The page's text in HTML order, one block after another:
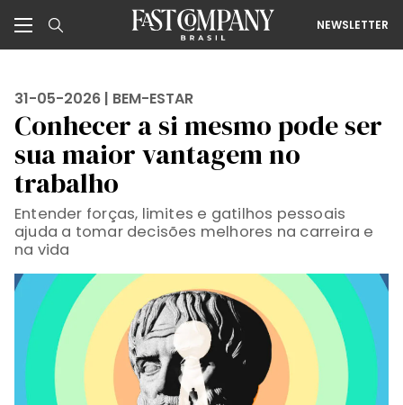
NEWSLETTER
31-05-2026 | BEM-ESTAR
Conhecer a si mesmo pode ser
sua maior vantagem no
trabalho
Entender forças, limites e gatilhos pessoais
ajuda a tomar decisões melhores na carreira e
na vida